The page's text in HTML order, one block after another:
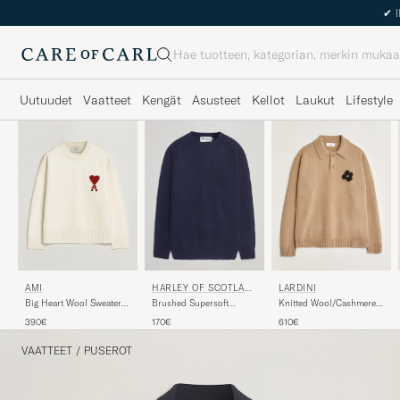
Haku
Uutuudet Vaatteet Kengät Asusteet Kellot Laukut Lifestyle
AMI
Big Heart Wool Sweater
390€
HARLEY OF SCOTLAN
D
Brushed Supersoft
Navy
170€
LARDINI
Knitted Wool/Cashmere
610€
VAATTEET / PUSEROT